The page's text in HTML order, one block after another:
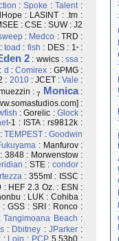
:Spoke :Talent:
: LASINT : .tm :
: CSE : SUW : J2
: Medco : TRD :
toad : fish : DES : 1*:
2 : wwics : ssa:
: d :Comirex : GPMG :
: 2010: JCET :Vale :
: 7 Monica:
:
: Gorelic : Glock:
-1 : ISTA : rs9812k :
:TEMPEST :Goodwin
: Manfurov :
3848 : Morwenstow :
: STE : condor:
: 355ml : ISSC :
: HEF 2.3 Oz. : ESN :
: LUK : Cohiba :
: GSS : SRI : Ronco :
Tangimoana Beach :
: Dbitney : JParker: